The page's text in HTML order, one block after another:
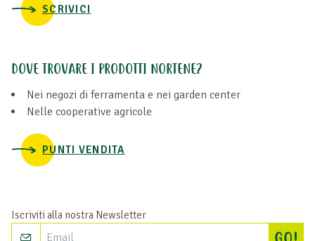
SCRIVICI
DOVE TROVARE I PRODOTTI NORTENE?
Nei negozi di ferramenta e nei garden center
Nelle cooperative agricole
PUNTI VENDITA
Iscriviti alla nostra Newsletter